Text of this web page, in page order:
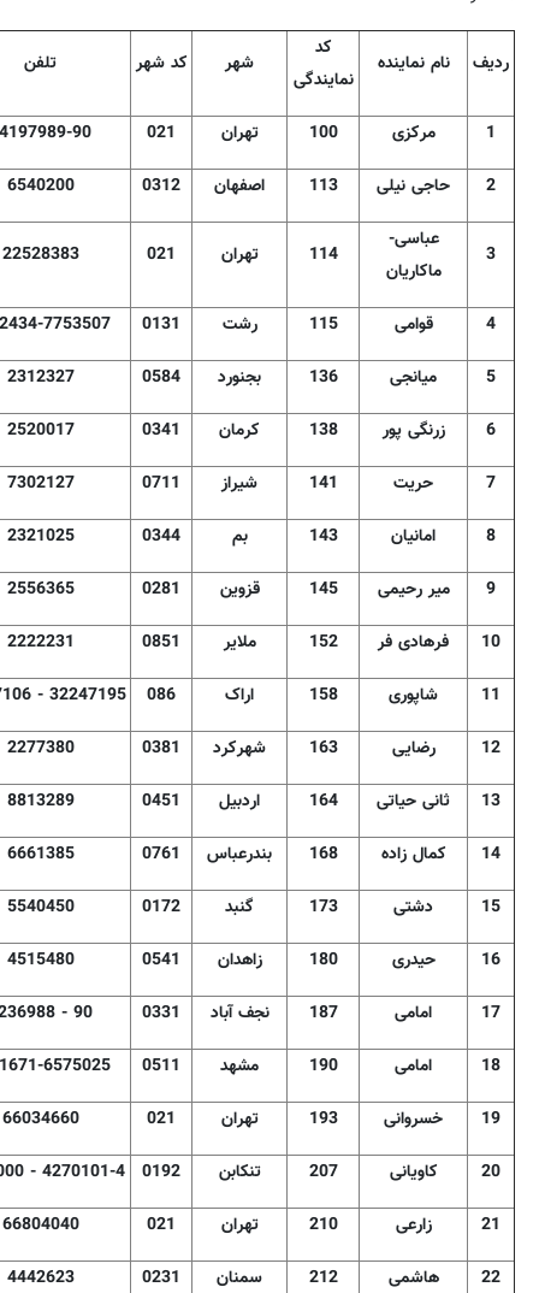
ردیف نام نماینده
کد
نمایندگی
شهر کد شهر تلفن
1 مرکزی 100 تهران 021
90
2
حاجی نیلی 113 اصفهان 0312
6540200
3
عباسی-
ماکاریان
114 تهران 021
22528383
4 قوامی 115 رشت 0131
7753507
5
میانجی 136 بجنورد 0584
2312327
6
زرنگی پور 138 کرمان 0341
2520017
7
حریت 141 شیراز 0711
7302127
8
امانیان 143 بم 0344
2321025
9
میر رحیمی 145 قزوین 0281
2556365
10
فرهادی فر 152 ملایر 0851
2222231
11
شاپوری 158 اراک 086
- 32247195
12
رضایی 163 شهرکرد 0381
2277380
13
ثانی حیاتی 164 اردبیل 0451
8813289
14
کمال زاده 168 بندرعباس 0761
6661385
15
دشتی 173 گنبد 0172
5540450
16
حیدری 180 زاهدان 0541
4515480
17
امامی 187 نجف آباد 0331
- 90
18
امامی 190 مشهد 0511
6575025
19
خسروانی 193 تهران 021
66034660
20
کاویانی 207 تنکابن 0192
- 4270101-4
21
زارعی 210 تهران 021
66804040
22
هاشمی 212 سمنان 0231
4442623